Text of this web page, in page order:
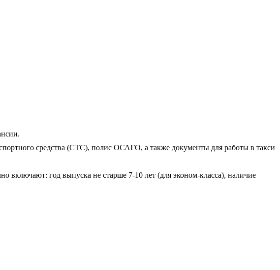
средства (СТС), полис ОСАГО, а также документы для работы в такси
включают: год выпуска не старше 7-10 лет (для эконом-класса), наличие